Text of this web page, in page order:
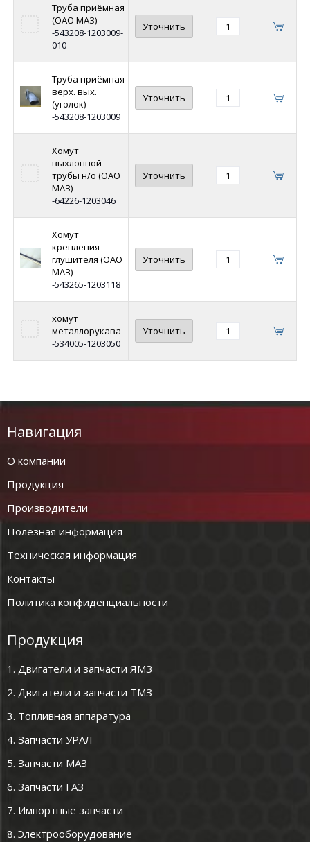
Труба приёмная
(ОАО МАЗ)
-543208-1203009-
010
Уточнить
Труба приёмная
верх. вых.
(уголок)
-543208-1203009
Уточнить
Хомут
выхлопной
трубы н/о (ОАО
МАЗ)
-64226-1203046
Уточнить
Хомут
крепления
глушителя (ОАО
МАЗ)
-543265-1203118
Уточнить
хомут
металлорукава
-534005-1203050
Уточнить
Навигация
О компании
Продукция
Производители
Полезная информация
Техническая информация
Контакты
Политика конфиденциальности
Продукция
1. Двигатели и запчасти ЯМЗ
2. Двигатели и запчасти ТМЗ
3. Топливная аппаратура
4. Запчасти УРАЛ
5. Запчасти МАЗ
6. Запчасти ГАЗ
7. Импортные запчасти
8. Электрооборудование